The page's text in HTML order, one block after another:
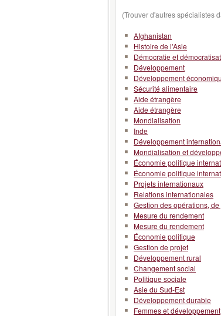
(Trouver d'autres spécialistes
Afghanistan
Histoire de l'Asie
Démocratie et
Développement
Développement
Sécurité alimentaire
Aide étrangère
Aide étrangère
Mondialisation
Inde
Développement
Mondialisation et
Économie politique
Économie politique
Projets internationaux
Relations internationales
Gestion des opérations,
Mesure du rendement
Mesure du rendement
Économie politique
Gestion de projet
Développement rural
Changement social
Politique sociale
Asie du Sud-Est
Développement durable
Femmes et développement